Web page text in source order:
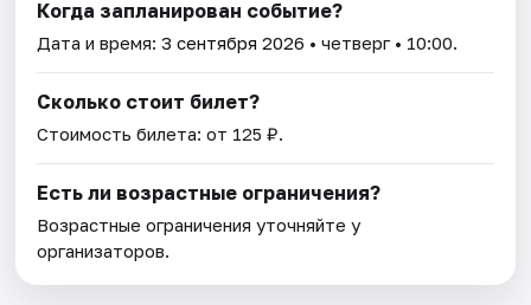
Когда запланирован событие?
Дата и время:3 сентября 2026 • четверг • 10:00.
Сколько стоит билет?
Стоимость билета: от 125 ₽.
Есть ли возрастные ограничения?
Возрастные ограничения уточняйте у
организаторов.